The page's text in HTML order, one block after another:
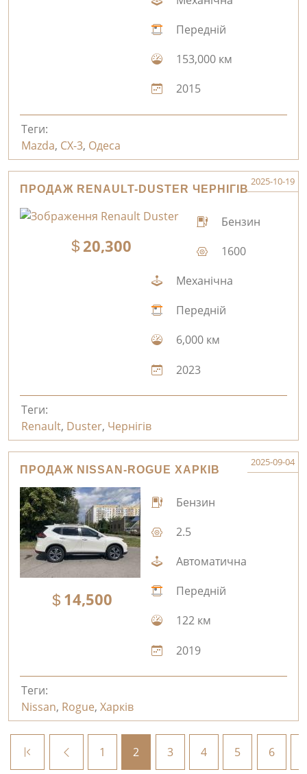
Передній
153,000 км
2015
Теги:
Mazda, CX-3, Одеса
ПРОДАЖ RENAULT-DUSTER ЧЕРНІГІВ
2025-10-19
20,300
Бензин
1600
Механічна
Передній
6,000 км
2023
Теги:
Renault, Duster, Чернігів
ПРОДАЖ NISSAN-ROGUE ХАРКІВ
2025-09-04
14,500
Бензин
2.5
Автоматична
Передній
122 км
2019
Теги:
Nissan, Rogue, Харків
1 2 3 4 5 6